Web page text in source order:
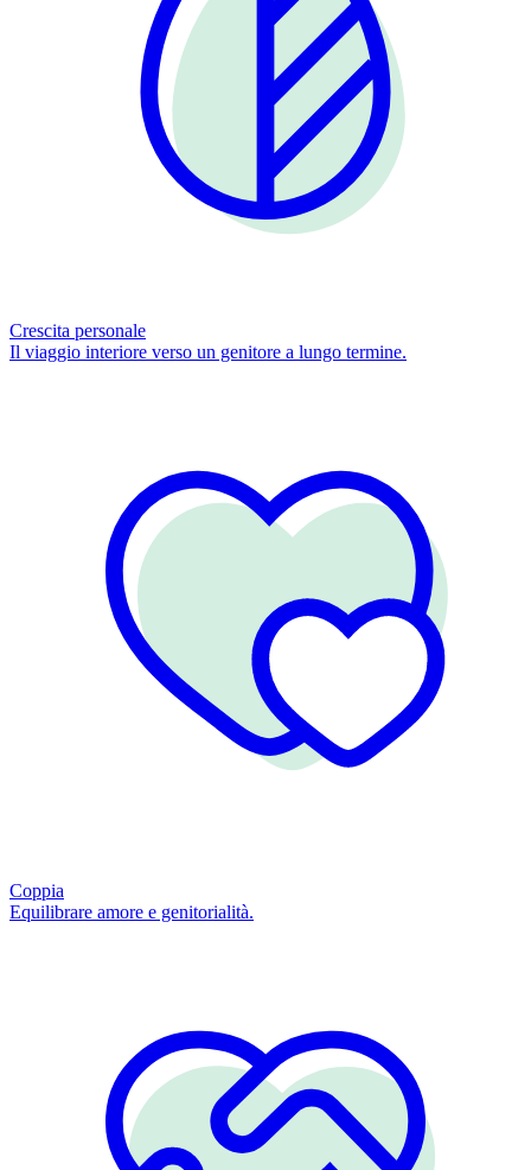
Crescita personale
Il viaggio interiore verso un genitore a lungo termine.
Coppia
Equilibrare amore e genitorialità.